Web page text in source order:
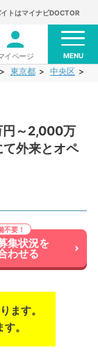
トはマイナビDOCTOR
イページ MENU
東京都 中央区
円～2,000万
外来とオペ
集状況を
わせる
ます。
。